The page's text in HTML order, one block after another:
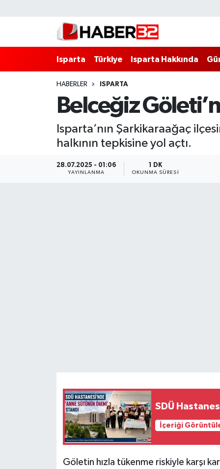
Isparta Türkiye Isparta Hakkında
HABERLER ISPARTA
Belceğiz
Isparta’nın Şarkikaraağaç
halkının tepkisine yol açtı.
28.07.2025 - 01:06
YAYINLANMA
1 DK
OKUNMA SÜRESI
SDÜ
İçeriği
Göletin hızla tükenme riskiyle karşı
Isparta Hakkında
Esnaf Diyor ki;
BİLİM VE TEKNOLOJİ
EĞİTİM
RESMİ İLANLAR
Tarihi Yapılarımız
Isparta Nöbetçi Eczaneler
Isparta Hava Durumu
Isparta Trafik Yoğunluk Haritası
Süper Lig Puan Durumu ve Fikstür
Tüm Manşetler
Son Dakika Haberleri